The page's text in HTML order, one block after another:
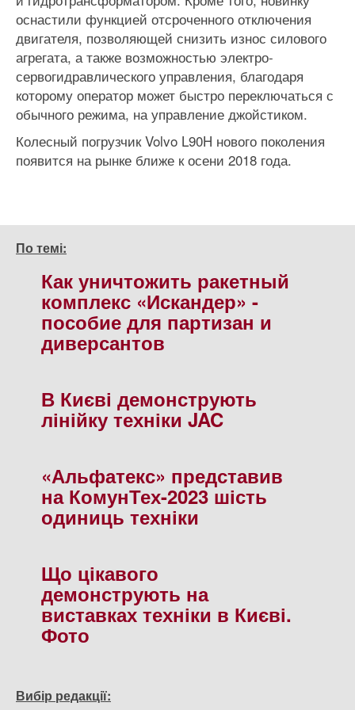
оснастили функцией отсроченного отключения
двигателя, позволяющей снизить износ силового
агрегата, а также возможностью электро-
сервогидравлического управления, благодаря
которому оператор может быстро переключаться с
обычного режима, на управление джойстиком.
Колесный погрузчик Volvo L90H нового поколения
появится на рынке ближе к осени 2018 года.
По темі:
Как уничтожить ракетный
комплекс «Искандер» -
пособие для партизан и
диверсантов
В Києві демонструють
лінійку техніки JAC
«Альфатекс» представив
на КомунТех-2023 шість
одиниць техніки
Що цікавого
демонструють на
виставках техніки в Києві.
Фото
Вибір редакції: